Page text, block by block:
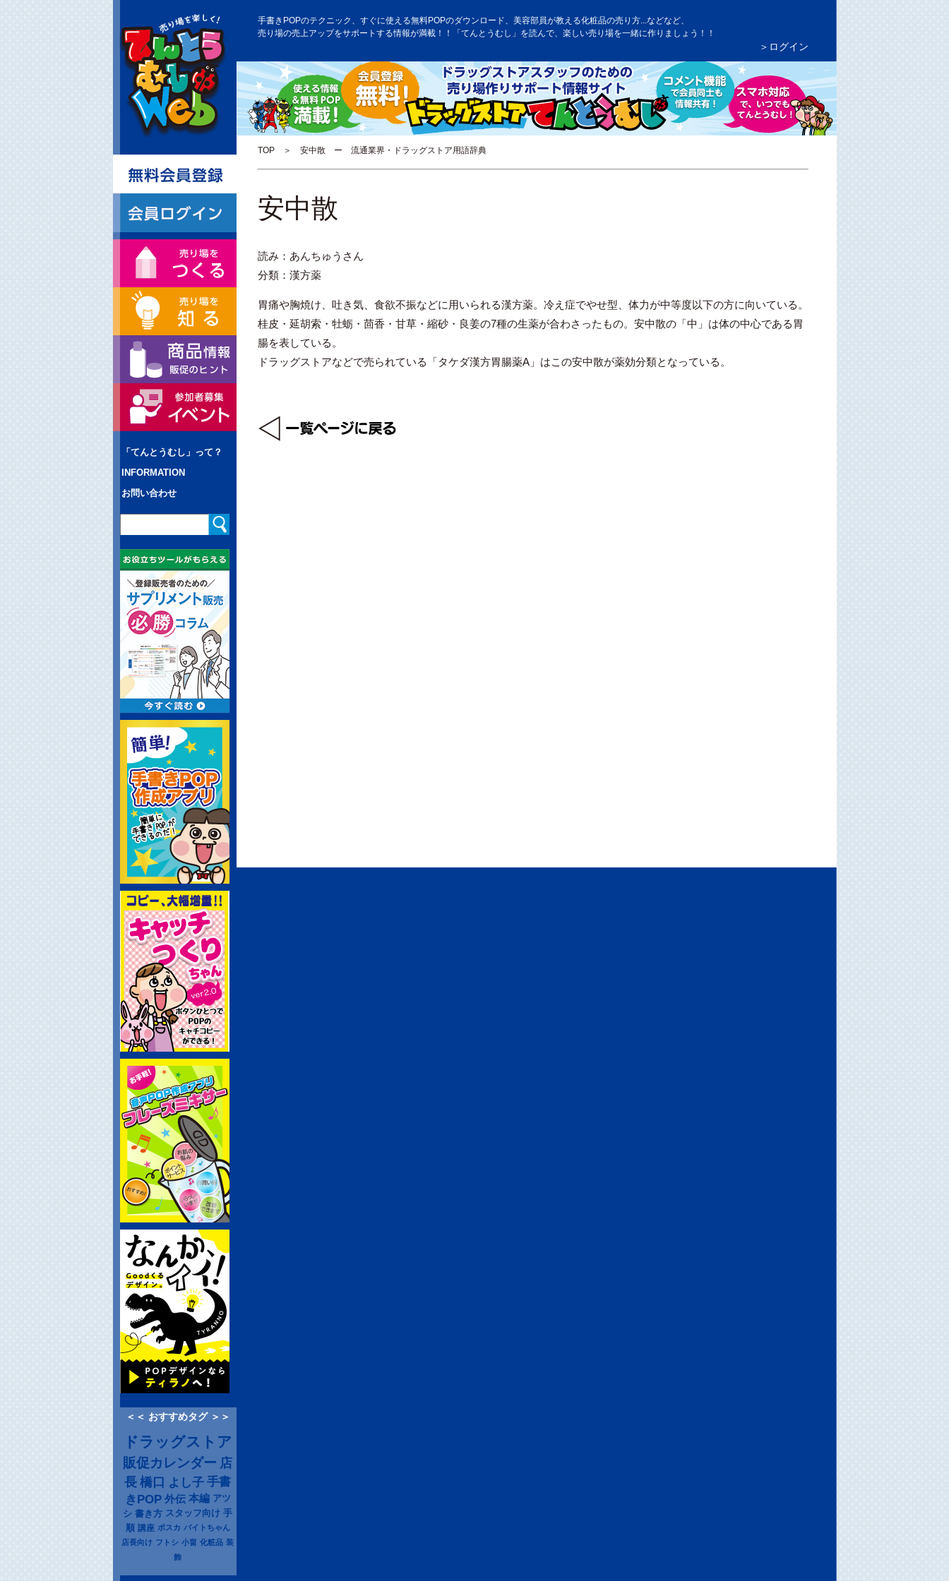
手書きPOPのテクニック、すぐに使える無料POPのダウンロード、美容部員が教える化粧品の売り方...などなど、
売り場の売上アップをサポートする情報が満載！！「てんとうむし」を読んで、楽しい売り場を一緒に作りましょう！！
＞ログイン
TOP＞ 安中散 ー 流通業界・ドラッグストア用語辞典
「てんとうむし」って？
INFORMATION
お問い合わせ
＜＜ おすすめタグ ＞＞
ドラッグストア
販促カレンダー 店
長 橋口 よし子 手書
きPOP 外伝 本編 アツ
シ 書き方 スタッフ向け 手
順 講座 ポスカ バイトちゃん
店長向け フトシ 小畠 化粧品 装
飾
安中散
読み：あんちゅうさん
分類：漢方薬
胃痛や胸焼け、吐き気、食欲不振などに用いられる漢方薬。冷え症でやせ型、体力が中等度以下の方に向いている。
桂皮・延胡索・牡蛎・茴香・甘草・縮砂・良姜の7種の生薬が合わさったもの。安中散の「中」は体の中心である胃
腸を表している。
ドラッグストアなどで売られている「タケダ漢方胃腸薬A」はこの安中散が薬効分類となっている。